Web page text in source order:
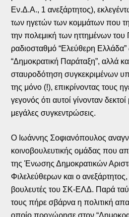
Εν.Δ.Α., 1 ανεξάρτητος),
των ηγετών των κομμάτων που
την πολεμική των ηττημένων
ραδιοσταθμό “Ελεύθερη Ελλάδα”
“Δημοκρατική Παράταξη”, αλλά
σταυροδότηση συγκεκριμένων
της μόνο (!), επικρίνοντας τους
γεγονός ότι αυτοί γίνονταν
μεγάλες συγκεντρώσεις.
Ο Ιωάννης Σοφιανόπουλος
κοινοβουλευτικής ομάδας που
της Ένωσης Δημοκρατικών
Φιλελεύθερων και ο
βουλευτές του ΣΚ-ΕΛΔ. Παρά
τους πήρε σβάρνα η πολιτική
οποίο προχώρησε στον